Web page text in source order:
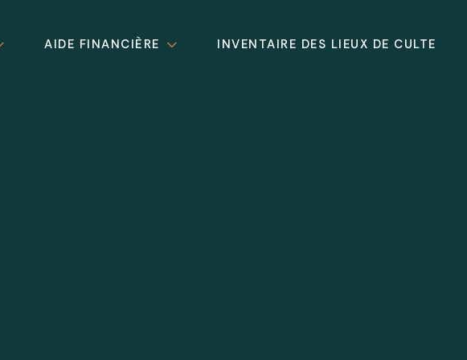
AIDE FINANCIÈRE INVENTAIRE DES LIEUX DE CULTE